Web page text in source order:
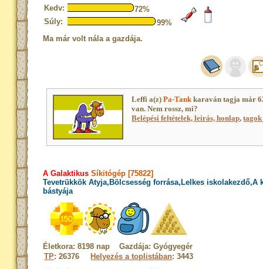
Kedv:
72%
Súly:
99%
Ma már volt nála a gazdája.
Leffi a(z)Pa-Tankkaraván tagja már
van. Nem rossz, mi?
Belépési feltételek, leírás, honlap,
A Galaktikus Síkitógép [75822]
Tevetrükkök Atyja,Bölcsesség forrása,Lelkes iskolakezdő,A
bástyája
Életkora: 8198 nap Gazdája: Gyógyegér
TP: 26376 Helyezés a toplistában: 3443